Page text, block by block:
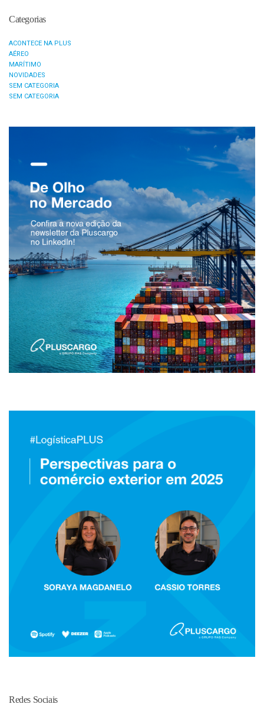
Categorias
ACONTECE NA PLUS
AÉREO
MARÍTIMO
NOVIDADES
SEM CATEGORIA
SEM CATEGORIA
Redes Sociais